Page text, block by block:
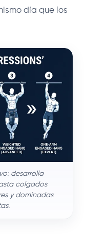
día que los
desarrolla
colgados
y dominadas